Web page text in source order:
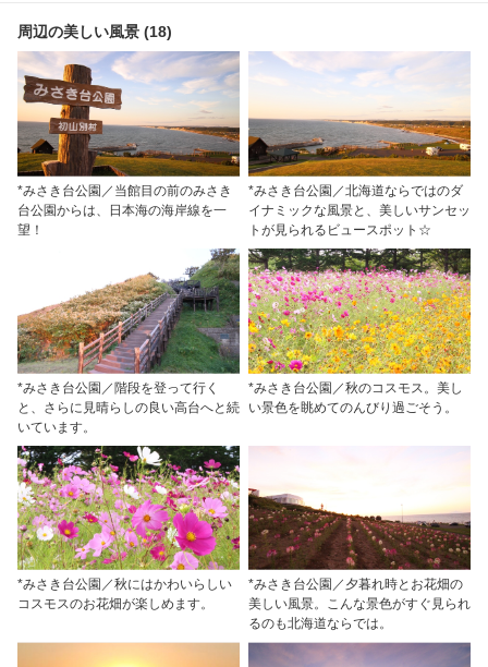
周辺の美しい風景 (18)
*みさき台公園／当館目の前のみさき
台公園からは、日本海の海岸線を一
望！
*みさき台公園／北海道ならではのダ
イナミックな風景と、美しいサンセッ
トが見られるビュースポット☆
*みさき台公園／階段を登って行く
と、さらに見晴らしの良い高台へと続
いています。
*みさき台公園／秋のコスモス。美し
い景色を眺めてのんびり過ごそう。
*みさき台公園／秋にはかわいらしい
コスモスのお花畑が楽しめます。
*みさき台公園／夕暮れ時とお花畑の
美しい風景。こんな景色がすぐ見られ
るのも北海道ならでは。